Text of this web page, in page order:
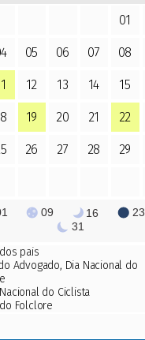
01
05 06 07 08
12 13 14 15
19 20 21 22
26 27 28 29
09 16
23
31
pais
Advogado, Dia Nacional do
do Ciclista
Folclore